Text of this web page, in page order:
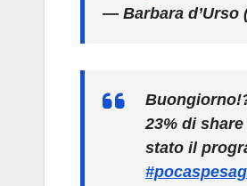
— Barbara d’Urso
23% di
stato il